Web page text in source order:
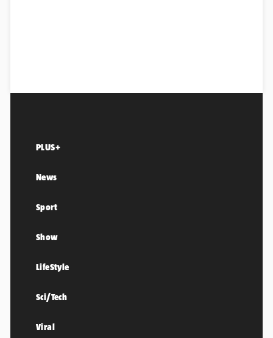
PLUS+
News
Sport
Show
LifeStyle
Sci/Tech
Viral